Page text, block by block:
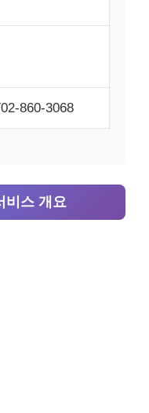
860-3068
비스 개요